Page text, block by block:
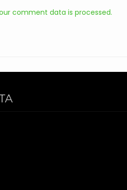
comment data is processed.